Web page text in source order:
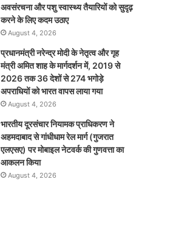
अवसंरचना और पशु स्वास्थ्य तैयारियों को सुदृढ़
करने के लिए कदम उठाए
August 4, 2026
प्रधानमंत्री नरेन्द्र मोदी के नेतृत्व और गृह
मंत्री अमित शाह के मार्गदर्शन में, 2019 से
2026 तक 36 देशों से 274 भगोड़े
अपराधियों को भारत वापस लाया गया
August 4, 2026
भारतीय दूरसंचार नियामक प्राधिकरण ने
अहमदाबाद से गांधीधाम रेल मार्ग (गुजरात
एलएसए) पर मोबाइल नेटवर्क की गुणवत्ता का
आकलन किया
August 4, 2026